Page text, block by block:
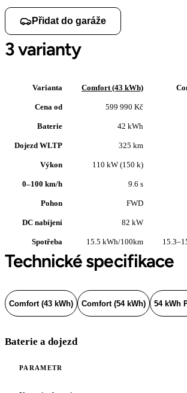
Přidat do garáže
3 varianty
Varianta Comfort (43 kWh)
Cena od 599 990 Kč
Baterie 42 kWh
Dojezd WLTP 325 km
Výkon 110 kW (150 k)
0–100 km/h 9.6 s
Pohon FWD
DC nabíjení 82 kW
Spotřeba 15.5 kWh/100km
Technické specifikace
Comfort (43 kWh) Comfort (54 kWh) 54 kWh
Baterie a dojezd
PARAMETR